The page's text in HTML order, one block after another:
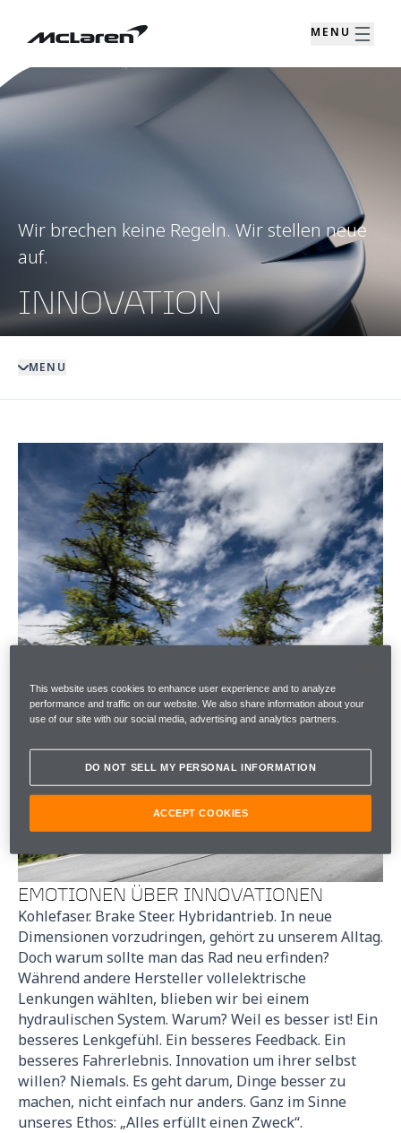
MENU
Wir brechen keine Regeln. Wir stellen neue
auf.
INNOVATION
MENU
EMOTIONEN ÜBER INNOVATIONEN
Kohlefaser. Brake Steer. Hybridantrieb. In neue
Dimensionen vorzudringen, gehört zu unserem Alltag.
Doch warum sollte man das Rad neu erfinden?
Während andere Hersteller vollelektrische
Lenkungen wählten, blieben wir bei einem
hydraulischen System. Warum? Weil es besser ist! Ein
besseres Lenkgefühl. Ein besseres Feedback. Ein
besseres Fahrerlebnis. Innovation um ihrer selbst
willen? Niemals. Es geht darum, Dinge besser zu
machen, nicht einfach nur anders. Ganz im Sinne
unseres Ethos: „Alles erfüllt einen Zweck“.
This website uses cookies to enhance user experience and to analyze
performance and traffic on our website. We also share information about your
use of our site with our social media, advertising and analytics partners.
DO NOT SELL MY PERSONAL INFORMATION
ACCEPT COOKIES